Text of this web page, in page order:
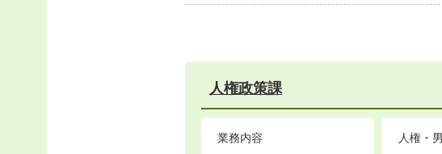
人権政策課
業務内容 人権・